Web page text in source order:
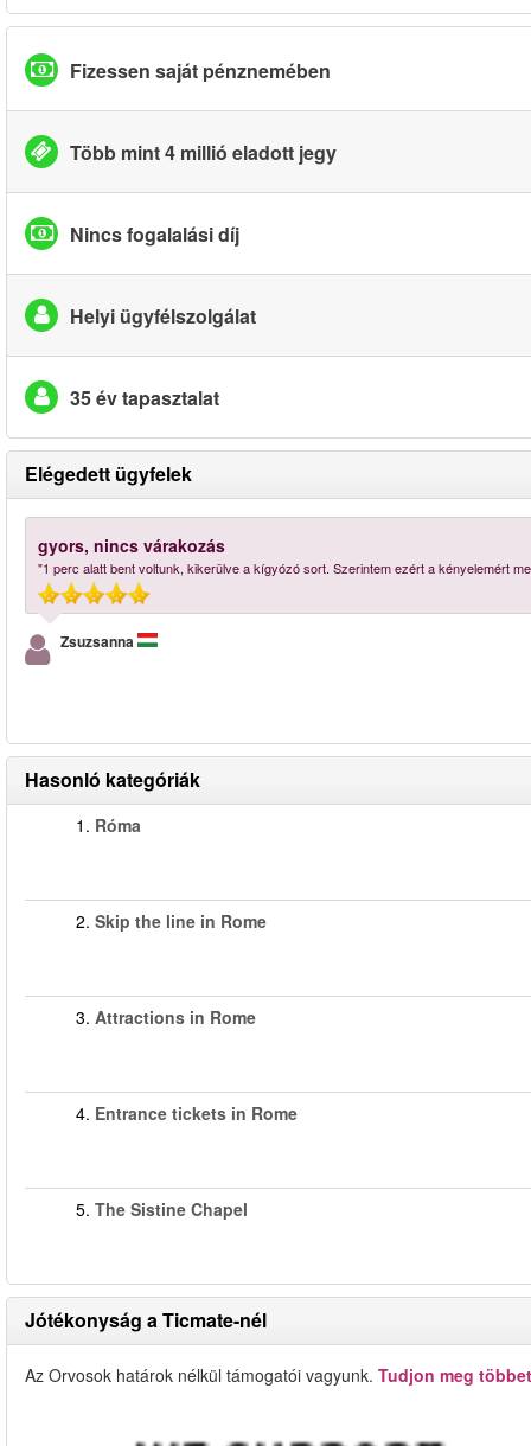
Fizessen saját pénznemében
Több mint 4 millió eladott jegy
Nincs fogalalási díj
Helyi ügyfélszolgálat
35 év tapasztalat
Elégedett ügyfelek
gyors, nincs várakozás
"1 perc alatt bent voltunk, kikerülve a kígyózó sort. Szerintem ezért a kényelemért
Zsuzsanna
Hasonló kategóriák
1. Róma
2. Skip the line in Rome
3. Attractions in Rome
4. Entrance tickets in Rome
5. The Sistine Chapel
Jótékonyság a Ticmate-nél
Az Orvosok határok nélkül támogatói vagyunk. Tudjon meg